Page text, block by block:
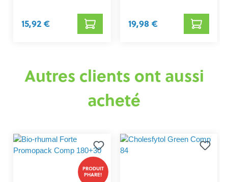
15,92 € 19,98 €
Autres clients ont aussi
acheté
PRODUIT
PHARE!